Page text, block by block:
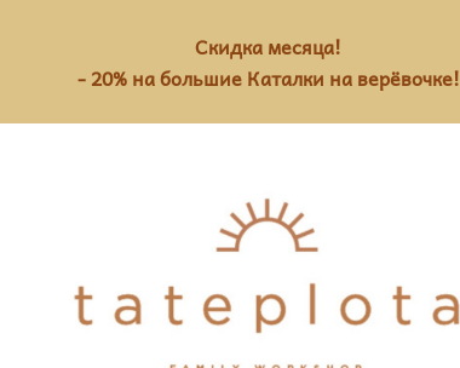
Скидка месяца!
- 20% на большие Каталки на верёвочке!